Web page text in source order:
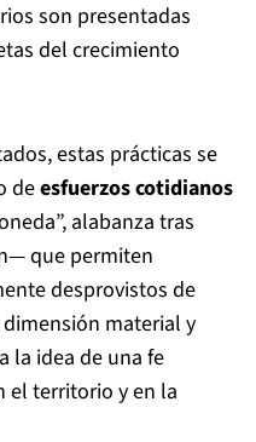
son presentadas
del crecimiento
estas prácticas se
deesfuerzos cotidianos
alabanza tras
que permiten
desprovistos de
material y
la idea de una fe
el territorio y en la